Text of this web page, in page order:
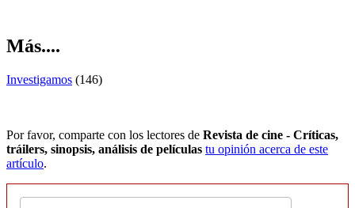
Más....
Investigamos (146)
Por favor, comparte con los lectores de Revista de cine - Críticas,
tráilers, sinopsis, análisis de películas tu opinión acerca de este
artículo.